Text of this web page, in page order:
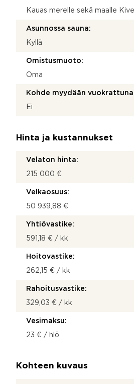
Kauas merelle sekä maalle
Asunnossa sauna:
Kyllä
Omistusmuoto:
Oma
Kohde myydään
Ei
Hinta ja kustannukset
Velaton hinta:
215 000 €
Velkaosuus:
50 939,88 €
Yhtiövastike:
591,18 € / kk
Hoitovastike:
262,15 € / kk
Rahoitusvastike:
329,03 € / kk
Vesimaksu:
23 € / hlö
Kohteen kuvaus